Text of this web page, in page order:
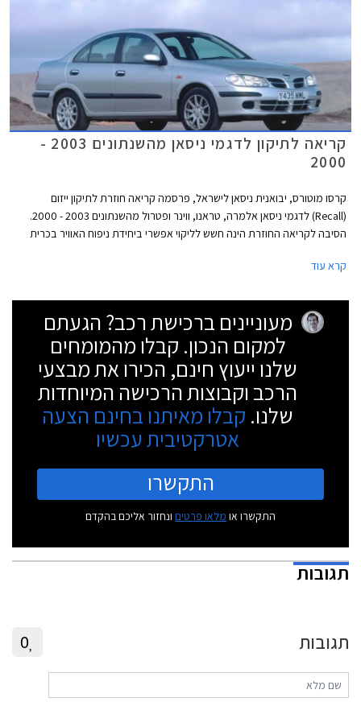
קריאה לתיקון לדגמי ניסאן מהשנתונים 2003 -
2000
קרסו מוטורס, יבואנית ניסאן לישראל, פרסמה קריאה חוזרת לתיקון ייזום
(Recall) לדגמי ניסאן אלמרה, טראנו, ווינר ופטרול מהשנתונים 2003 - 2000.
הסיבה לקריאה החוזרת הינה חשש לליקוי אפשרי ביחידת ניפוח האוויר בכרית
קרא עוד
מעוניינים ברכישת רכב? הגעתם
למקום הנכון. קבלו מהמומחים
שלנו ייעוץ חינם, הכירו את מבצעי
הרכב וקבוצות הרכישה המיוחדות
שלנו. קבלו מאיתנו בחינם הצעה
אטרקטיבית עכשיו
התקשרו
התקשרו או מלאו פרטים ונחזור אליכם בהקדם
תגובות
תגובות 0